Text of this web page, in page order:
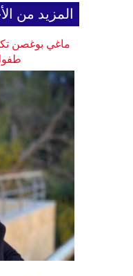
المزيد من
ماغي بوغصن